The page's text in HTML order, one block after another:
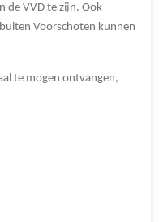
de VVD te zijn. Ook
Voorschoten kunnen
te mogen ontvangen,